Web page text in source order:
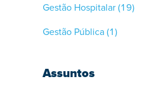
Gestão Hospitalar(19)
Gestão Pública(1)
Assuntos